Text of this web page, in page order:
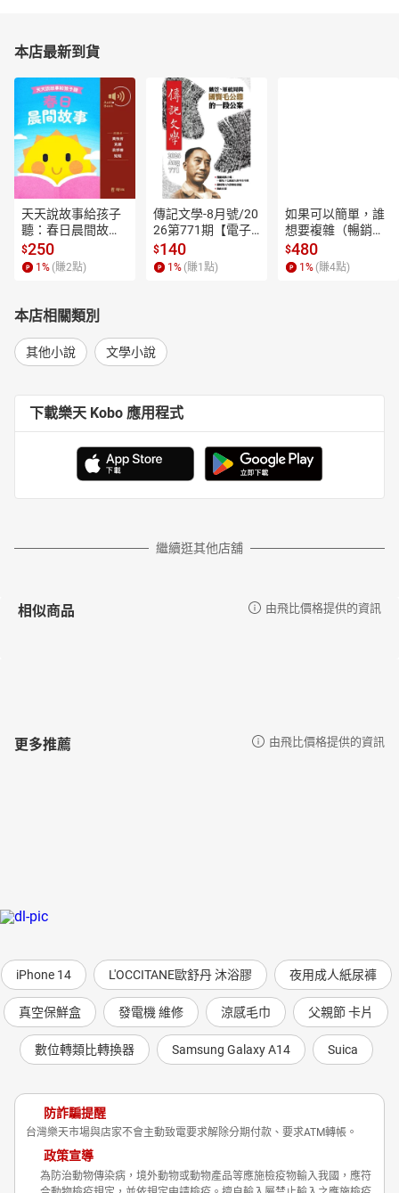
本店最新到貨
天天說故事給孩子
聽：春日晨間故事
【有聲書】
$250
1 % (賺2點)
傳記文學-8月號/20
26第771期【電子
書】
$140
1 % (賺1 點)
如果可以簡單，誰
想要複雜（暢銷經
典新編版）【電子
書】
$480
1 % (賺4點)
本店相關類別
其他小說 文學小說
下載樂天 Kobo 應用程式
繼續逛其他店舖
相似商品 由飛比價格提供的資訊
更多推薦 由飛比價格提供的資訊
iPhone 14 L'OCCITANE歐舒丹 沐浴膠 夜用成人紙尿褲
真空保鮮盒 發電機 維修 涼感毛巾 父親節 卡片
數位轉類比轉換器 Samsung Galaxy A14 Suica
防詐騙提醒
台灣樂天市場與店家不會主動致電要求解除分期付款、要求ATM轉帳。
政策宣導
為防治動物傳染病，境外動物或動物產品等應施檢疫物輸入我國，應符